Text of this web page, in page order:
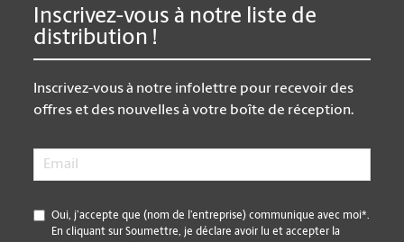
Inscrivez-vous à notre liste de
distribution !
Inscrivez-vous à notre infolettre pour recevoir des
offres et des nouvelles à votre boîte de réception.
Email
*
Oui, j’accepte que (nom de l’entreprise) communique avec moi*.
En cliquant sur Soumettre, je déclare avoir lu et accepter la